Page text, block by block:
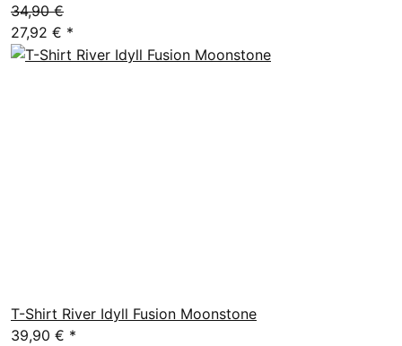
34,90 €
27,92 € *
T-Shirt River Idyll Fusion Moonstone
39,90 € *